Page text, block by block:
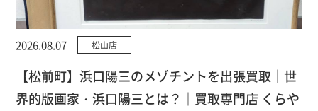
2026.08.07 松山店
【松前町】浜口陽三のメゾチントを出張買取｜世
界的版画家・浜口陽三とは？｜買取専門店 くらや